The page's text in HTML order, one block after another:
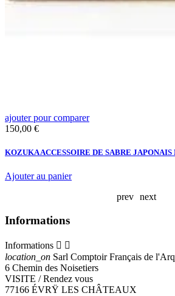
ajouter pour comparer
Prix
150,00 €
KOZUKA ACCESSOIRE DE SABRE
Ajouter au panier
prev
next
Informations
Informations  
location_on Sarl Comptoir Français de
6 Chemin des Noisetiers
VISITE / Rendez vous
77166 ÉVRŸ LES CHÂTEAUX